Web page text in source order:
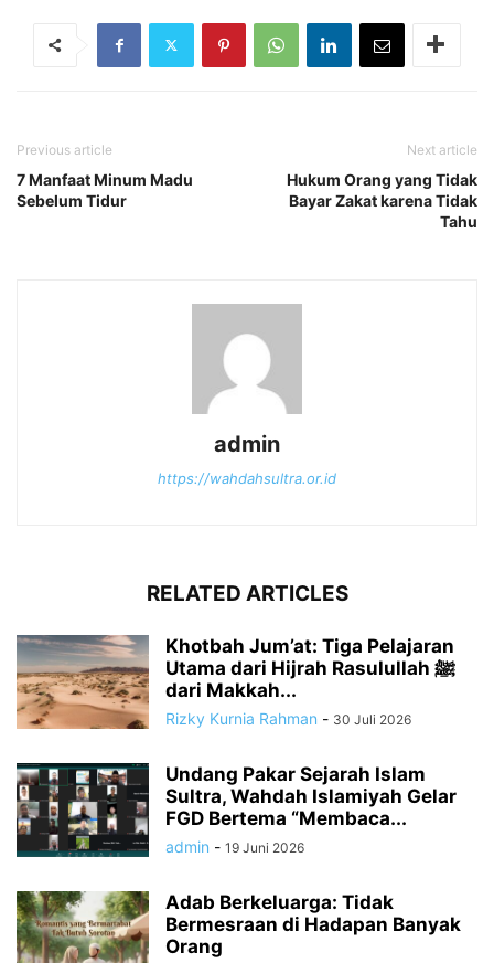
Previous article
7 Manfaat Minum Madu
Sebelum Tidur
Next article
Hukum Orang yang Tidak
Bayar Zakat karena Tidak
Tahu
admin
https://wahdahsultra.or.id
RELATED ARTICLES
Khotbah Jum’at: Tiga Pelajaran
Utama dari Hijrah Rasulullah ﷺ
dari Makkah...
Rizky Kurnia Rahman - 30 Juli 2026
Undang Pakar Sejarah Islam
Sultra, Wahdah Islamiyah Gelar
FGD Bertema “Membaca...
admin - 19 Juni 2026
Adab Berkeluarga: Tidak
Bermesraan di Hadapan Banyak
Orang